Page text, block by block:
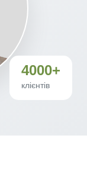
4000+
клієнтів